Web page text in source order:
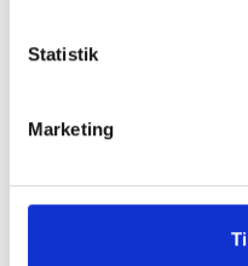
Statistik
Marketing
mange